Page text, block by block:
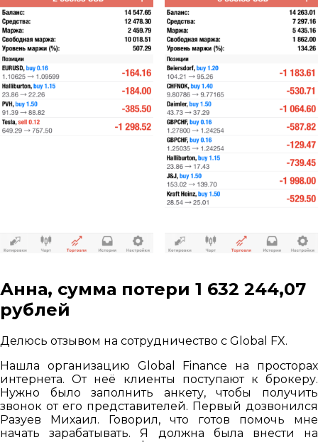
Анна, сумма потери 1 632 244,07
рублей
Делюсь отзывом на сотрудничество с Global FX.
Нашла организацию Global Finance на просторах
интернета. От неё клиенты поступают к брокеру.
Нужно было заполнить анкету, чтобы получить
звонок от его представителей. Первый дозвонился
Разуев Михаил. Говорил, что готов помочь мне
начать зарабатывать. Я должна была внести на